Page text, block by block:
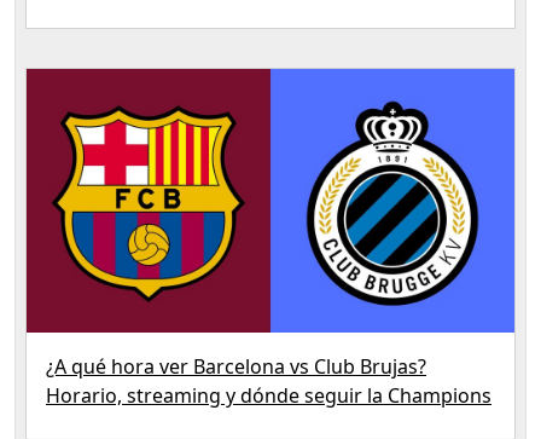
¿A qué hora ver Barcelona vs Club Brujas?
Horario, streaming y dónde seguir la Champions